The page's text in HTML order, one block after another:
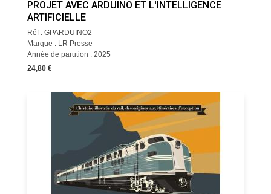
PROJET AVEC ARDUINO ET L'INTELLIGENCE
ARTIFICIELLE
Réf : GPARDUINO2
Marque : LR Presse
Année de parution : 2025
24,80 €